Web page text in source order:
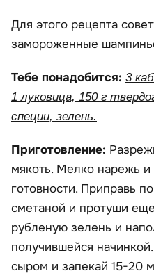
Для этого рецепта
замороженные
Тебе понадобится: 3
1 луковица, 150 г
специи, зелень.
Приготовление:
мякоть. Мелко нарежь
готовности. Приправь
сметаной и протуши
рубленую зелень и
получившейся
сыром и запекай 15-20